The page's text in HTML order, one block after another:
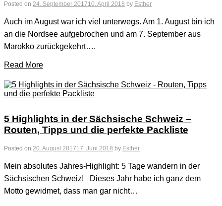
Posted on 24. September 201710. April 2018 by Esther
Auch im August war ich viel unterwegs. Am 1. August bin ich
an die Nordsee aufgebrochen und am 7. September aus
Marokko zurückgekehrt….
Read More
5 Highlights in der Sächsische Schweiz –
Routen, Tipps und die perfekte Packliste
Posted on 20. August 201717. Juni 2018 by Esther
Mein absolutes Jahres-Highlight: 5 Tage wandern in der
Sächsischen Schweiz! Dieses Jahr habe ich ganz dem
Motto gewidmet, dass man gar nicht…